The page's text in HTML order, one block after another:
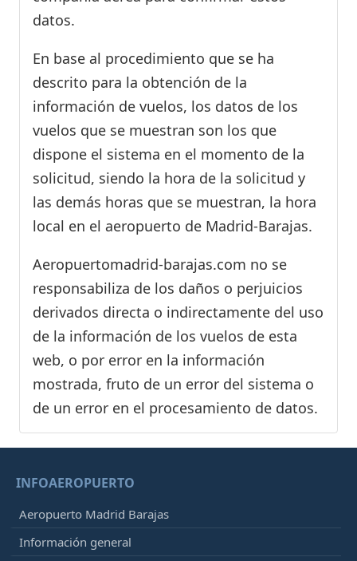
datos.
En base al procedimiento que se ha
descrito para la obtención de la
información de vuelos, los datos de los
vuelos que se muestran son los que
dispone el sistema en el momento de la
solicitud, siendo la hora de la solicitud y
las demás horas que se muestran, la hora
local en el aeropuerto de Madrid-Barajas.
Aeropuertomadrid-barajas.com no se
responsabiliza de los daños o perjuicios
derivados directa o indirectamente del uso
de la información de los vuelos de esta
web, o por error en la información
mostrada, fruto de un error del sistema o
de un error en el procesamiento de datos.
INFOAEROPUERTO
Aeropuerto Madrid Barajas
Información general